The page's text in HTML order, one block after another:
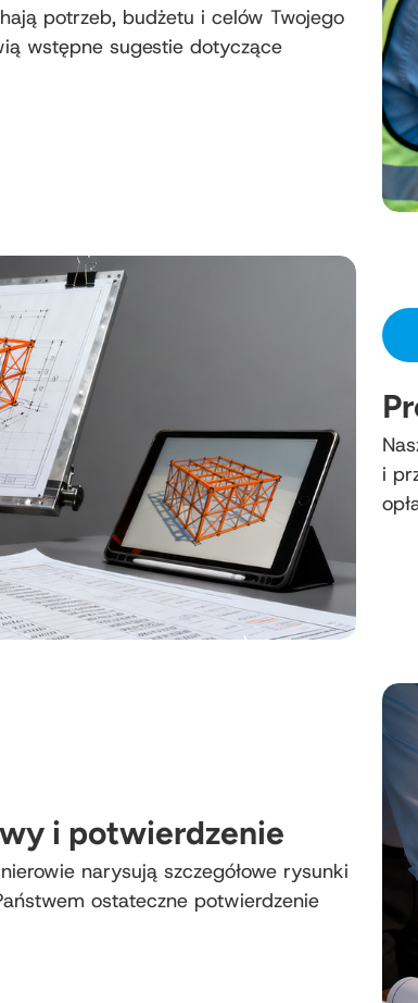
potrzeb, budżetu i celów Twojego
wstępne sugestie dotyczące
i
i potwierdzenie
narysują szczegółowe rysunki
ostateczne potwierdzenie